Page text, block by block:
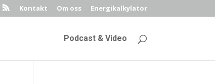
Kontakt Om oss Energikalkylator
Podcast & Video